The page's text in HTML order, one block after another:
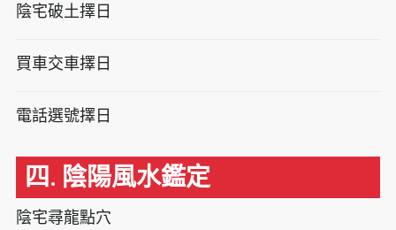
陰宅破土擇日
買車交車擇日
電話選號擇日
四. 陰陽風水鑑定
陰宅尋龍點穴